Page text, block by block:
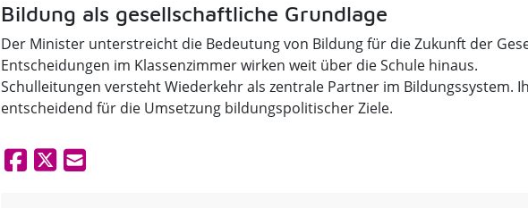
Bildung als gesellschaftliche Grundlage
Der Minister unterstreicht die Bedeutung von Bildung für die Zukunft der
Entscheidungen im Klassenzimmer wirken weit über die Schule hinaus.
Schulleitungen versteht Wiederkehr als zentrale Partner im Bildungssystem.
entscheidend für die Umsetzung bildungspolitischer Ziele.